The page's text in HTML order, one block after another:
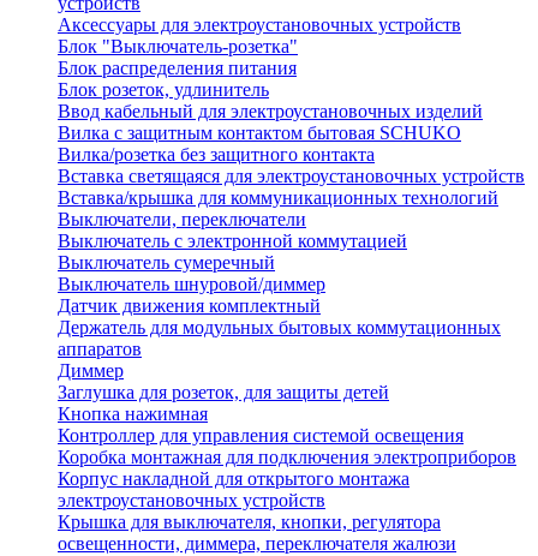
Аксессуары для электроустановочных устройств
Блок "Выключатель-розетка"
Блок распределения питания
Блок розеток, удлинитель
Ввод кабельный для электроустановочных изделий
Вилка с защитным контактом бытовая SCHUKO
Вилка/розетка без защитного контакта
Вставка светящаяся для электроустановочных устройств
Вставка/крышка для коммуникационных технологий
Выключатели, переключатели
Выключатель с электронной коммутацией
Выключатель сумеречный
Выключатель шнуровой/диммер
Датчик движения комплектный
Держатель для модульных бытовых коммутационных
аппаратов
Диммер
Заглушка для розеток, для защиты детей
Кнопка нажимная
Контроллер для управления системой освещения
Коробка монтажная для подключения электроприборов
Корпус накладной для открытого монтажа
электроустановочных устройств
Крышка для выключателя, кнопки, регулятора
освещенности, диммера, переключателя жалюзи